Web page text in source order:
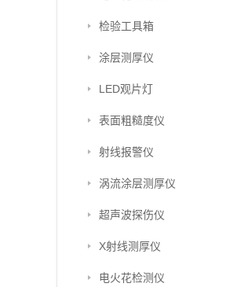
检验工具箱
涂层测厚仪
LED观片灯
表面粗糙度仪
射线报警仪
涡流涂层测厚仪
超声波探伤仪
X射线测厚仪
电火花检测仪